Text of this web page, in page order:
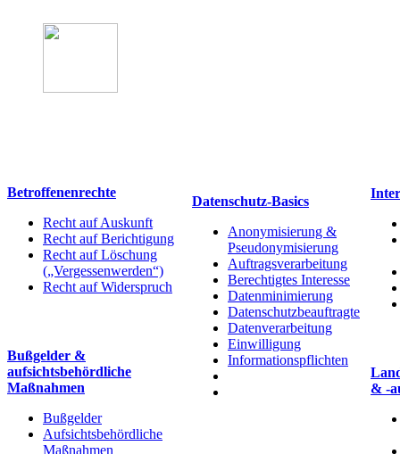
Betroffenenrechte
Recht auf Auskunft
Recht auf Berichtigung
Recht auf Löschung
(„Vergessenwerden“)
Recht auf Widerspruch
Bußgelder &
aufsichtsbehördliche
Maßnahmen
Bußgelder
Aufsichtsbehördliche
Maßnahmen
Datenschutz-Basics
Anonymisierung &
Pseudonymisierung
Auftragsverarbeitung
Berechtigtes Interesse
Datenminimierung
Datenschutzbeauftragte
Datenverarbeitung
Einwilligung
Informationspflichten
& -